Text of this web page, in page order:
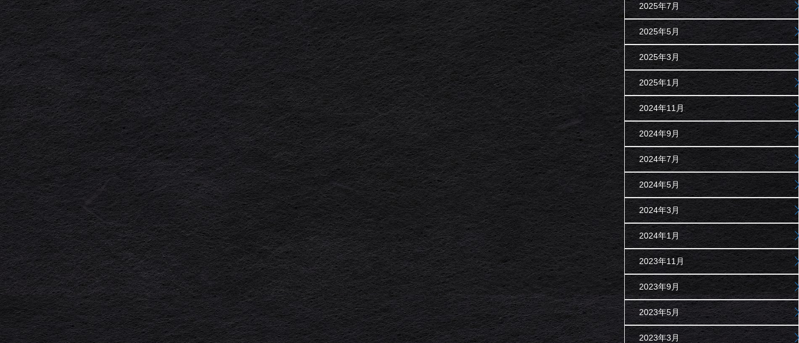
2025年7月
2025年5月
2025年3月
2025年1月
2024年11月
2024年9月
2024年7月
2024年5月
2024年3月
2024年1月
2023年11月
2023年9月
2023年5月
2023年3月